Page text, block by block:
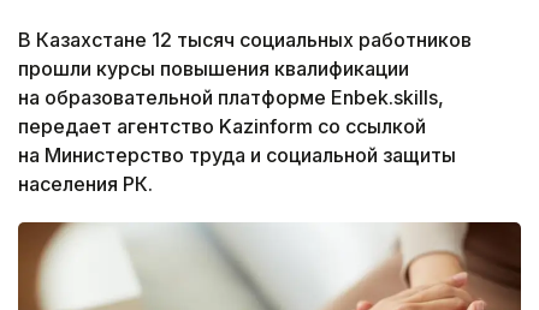
В Казахстане 12 тысяч социальных работников
прошли курсы повышения квалификации
на образовательной платформе Enbek.skills,
передает агентство Kazinform со ссылкой
на Министерство труда и социальной защиты
населения РК.